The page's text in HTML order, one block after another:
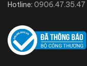
Hotline: 0906.47.35.47